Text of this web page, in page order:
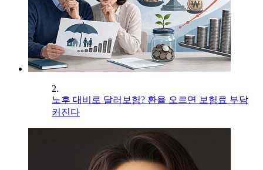
2.
노후 대비로 달러보험? 환율 오르면 보험료 부담
커진다